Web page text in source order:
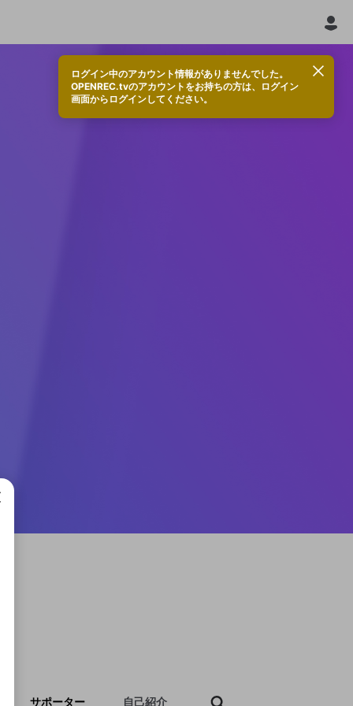
ログイン中のアカウント情報がありませんでした。
OPENREC.tvのアカウントをお持ちの方は、ログイン
画面からログインしてください。
サポーター 自己紹介